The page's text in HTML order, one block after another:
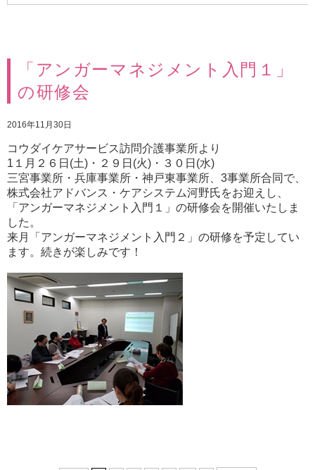
「アンガーマネジメント入門１」
の研修会
2016年11月30日
コウダイケアサービス訪問介護事業所より
1１月２６日(土)・２９日(火)・３０日(水)
三宮事業所・兵庫事業所・神戸東事業所、3事業所合同で、
株式会社アドバンス・ケアシステム河野氏をお迎えし、
「アンガーマネジメント入門１」の研修会を開催いたしま
した。
来月「アンガーマネジメント入門２」の研修を予定してい
ます。続きが楽しみです！